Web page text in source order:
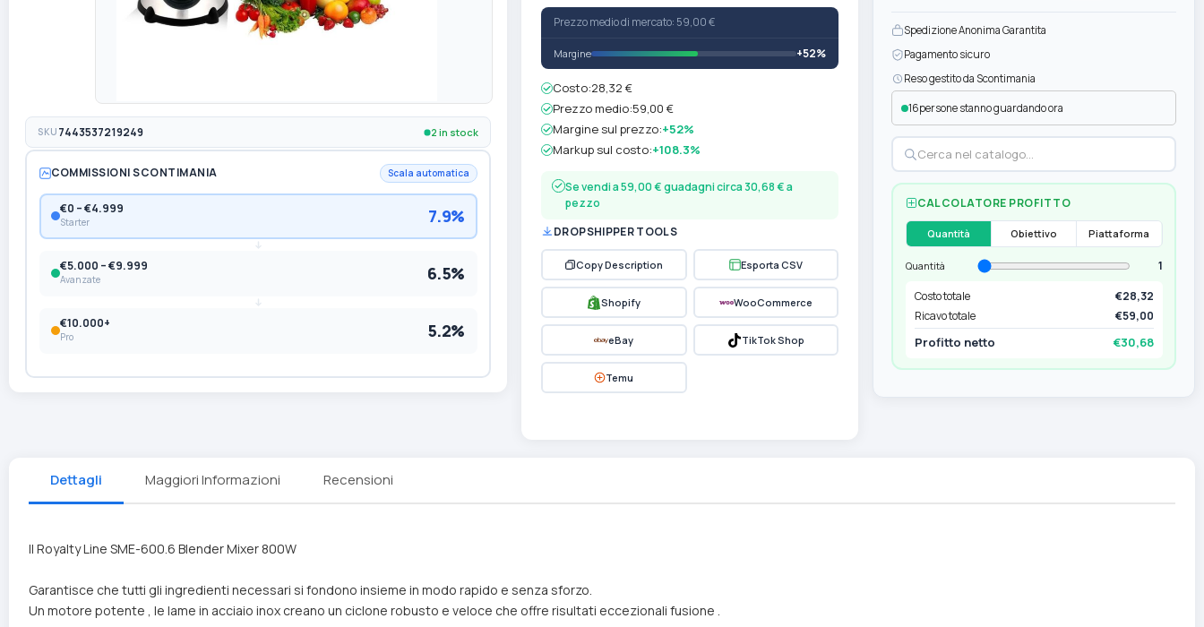
SKU 7443537219249 2 in stock
COMMISSIONI SCONTIMANIA Scala automatica
€0 – €4.999
Starter 7.9%
€5.000 – €9.999
Avanzate 6.5%
€10.000+
Pro 5.2%
Prezzo medio di mercato: 59,00 €
Margine +52%
Costo:28,32 €
Prezzo medio:59,00 €
Margine sul prezzo:+52%
Markup sul costo:+108.3%
Se vendi a 59,00 € guadagni circa 30,68 € a
pezzo
DROPSHIPPER TOOLS
Copy Description Esporta CSV
Shopify WooCommerce
eBay TikTok Shop
Temu
Spedizione Anonima Garantita
Pagamento sicuro
Reso gestito da Scontimania
16persone stanno guardando ora
CALCOLATORE PROFITTO
Quantità Obiettivo Piattaforma
Quantità
1
Costo totale
€28,32
Ricavo totale
€59,00
Profitto netto €30,68
Dettagli Maggiori Informazioni Recensioni
Il Royalty Line SME-600.6 Blender Mixer 800W
Garantisce che tutti gli ingredienti necessari si fondono insieme in modo rapido e senza sforzo.
Un motore potente , le lame in acciaio inox creano un ciclone robusto e veloce che offre risultati eccezionali fusione .